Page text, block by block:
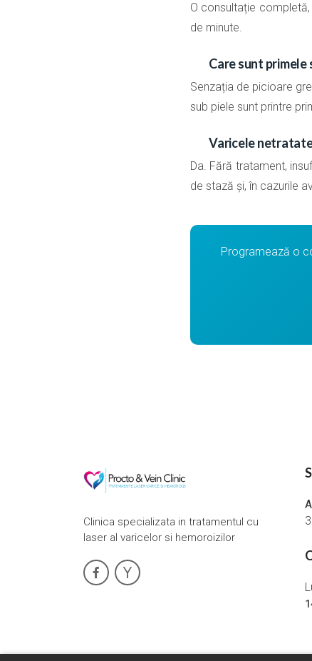
O consultație
de minute.
Care sunt primele
Senzația de picioare
sub piele sunt printre
Varicele
Da. Fără tratament,
de stază și, în cazurile
Programează o
Clinica specializata in tratamentul cu
laser al varicelor si hemoroizilor